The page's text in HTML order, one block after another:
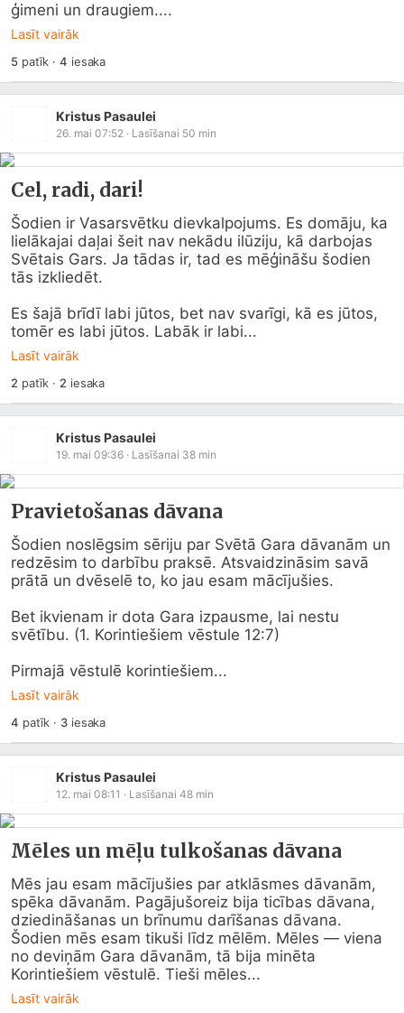
ģimeni un draugiem....
Lasīt vairāk
5patīk ·4 iesaka
Kristus Pasaulei
26. mai 07:52 · Lasīšanai 50 min
Cel, radi, dari!
Šodien ir Vasarsvētku dievkalpojums. Es domāju, ka
lielākajai daļai šeit nav nekādu ilūziju, kā darbojas
Svētais Gars. Ja tādas ir, tad es mēģināšu šodien
tās izkliedēt.
Es šajā brīdī labi jūtos, bet nav svarīgi, kā es jūtos,
tomēr es labi jūtos. Labāk ir labi...
Lasīt vairāk
2 patīk · 2 iesaka
Kristus Pasaulei
19. mai 09:36 · Lasīšanai 38 min
Pravietošanas dāvana
Šodien noslēgsim sēriju par Svētā Gara dāvanām un
redzēsim to darbību praksē. Atsvaidzināsim savā
prātā un dvēselē to, ko jau esam mācījušies.
Bet ikvienam ir dota Gara izpausme, lai nestu
svētību. (1. Korintiešiem vēstule 12:7)
Pirmajā vēstulē korintiešiem...
Lasīt vairāk
4 patīk · 3iesaka
Kristus Pasaulei
12. mai 08:11 · Lasīšanai 48 min
Mēles un mēļu tulkošanas dāvana
Mēs jau esam mācījušies par atklāsmes dāvanām,
spēka dāvanām. Pagājušoreiz bija ticības dāvana,
dziedināšanas un brīnumu darīšanas dāvana.
Šodien mēs esam tikuši līdz mēlēm. Mēles — viena
no deviņām Gara dāvanām, tā bija minēta
Korintiešiem vēstulē. Tieši mēles...
Lasīt vairāk